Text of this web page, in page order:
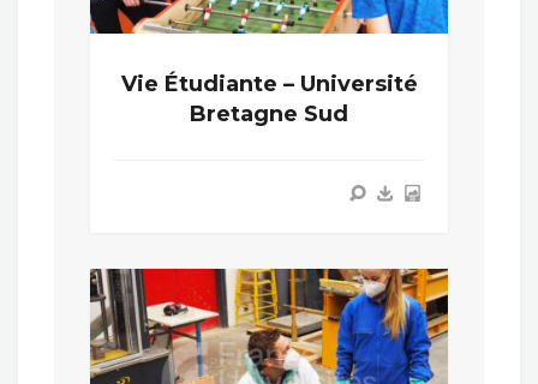
Vie Étudiante – Université
Bretagne Sud